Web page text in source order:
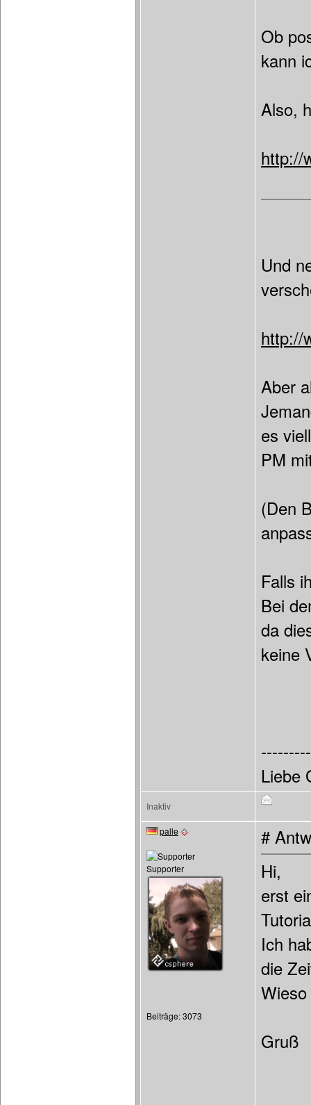
Ob
kann
Also,
http://
Und
http://
Aber
es
PM
(Den
Falls
Bei
da
keine
Liebe
Inaktiv
palle
Supporter
Beiträge: 3073
#
Hi,
erst
Ich
die
Gruß